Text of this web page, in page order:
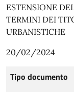
ESTENSIONE
TERMINI DEI
URBANISTICHE
20/02/2024
Tipo documento